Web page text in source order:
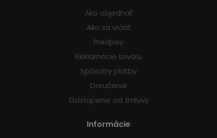
Ako objednať
Ako sa vrátiť
Predpisy
Reklamácie tovaru
Spôsoby platby
Doručenie
Odstúpenie od zmluvy
Informácie